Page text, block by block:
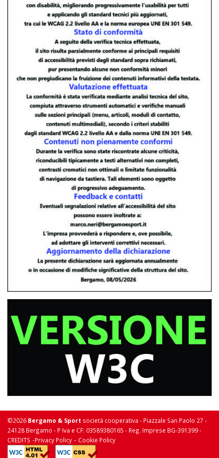
©2026 Bergamo & Sport società cooperativa - Piazzale San Paolo 27 -
24128 Bergamo - P Iva e CF: 03589380165 - Reg. Imprese BG-391399 -
CREDITS -Privacy Policy - Cookie Policy